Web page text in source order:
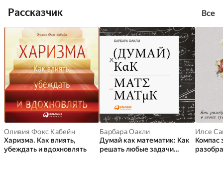
Рассказчик Все
Оливия Фокс Кабейн
Харизма. Как влиять,
убеждать и вдохновлять
Барбара Оакли
Думай как математик: Как
решать любые задачи
Илсе
Компас